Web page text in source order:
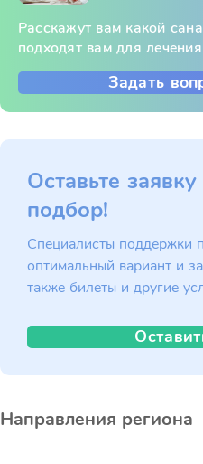
Расскажут вам какой
подходят вам для
Задать
Оставьте
подбор!
Специалисты поддержки
оптимальный вариант и
также билеты и другие
Направления региона